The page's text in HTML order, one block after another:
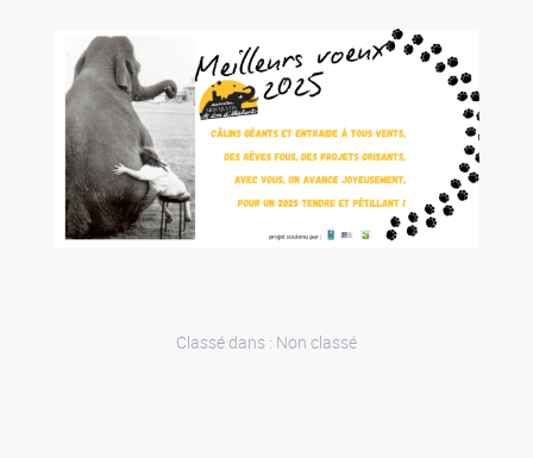
Classé dans : Non classé